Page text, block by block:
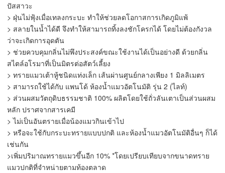
ปัสสาวะ
> ฝุ่นไม่ฟุ้งเมื่อเทลงกระบะ ทำให้ช่วยลดโอกาสการเกิดภูมิแพ้
> สลายในน้ำได้ดี จึงทำให้สามารถทิ้งลงชักโครกได้ โดยไม่ต้องกังวล
ว่าจะเกิดการอุดตัน
> ช่วยควบคุมกลิ่นไม่พึงประสงค์ขณะใช้งานได้เป็นอย่างดี ด้วยกลิ่น
สไตล์อโรมาที่เป็นมิตรต่อสัตว์เลี้ยง
> ทรายแมวเต้าหู้ชนิดแท่งเล็ก เส้นผ่านศูนย์กลางเพียง 1 มิลลิเมตร
> สามารถใช้ได้กับ แพนโด้ ห้องน้ำแมวอัตโนมัติ รุ่น 2 (ไลท์)
> ส่วนผสมวัตถุดิบธรรมชาติ 100% ผลิตโดยใช้ถั่วลันเตาเป็นส่วนผสม
หลัก ปราศจากสารเคมี
> ไม่เป็นอันตรายเมื่อน้องแมวกินเข้าไป
> หรือจะใช้กับกระบะทรายแบบปกติ และห้องน้ำแมวอัตโนมัติอื่นๆ ก็ได้
เช่นกัน
>เพิ่มปริมาณทรายแมวขึ้นอีก 10% *โดยเปรียบเทียบจากขนาดทราย
แมวปกติที่จำหน่ายตามท้องตลาด